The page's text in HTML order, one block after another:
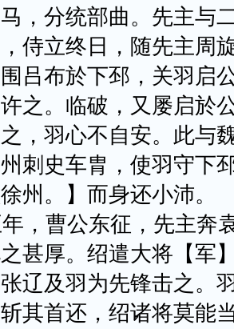
，分统部曲。先主与
侍立终日，随先主周
吕布於下邳，关羽启
之。临破，又屡启於
，羽心不自安。此与
刺史车胄，使羽守下
州。】而身还小沛。
曹公东征，先主奔
甚厚。绍遣大将【军
辽及羽为先锋击之。
其首还，绍诸将莫能